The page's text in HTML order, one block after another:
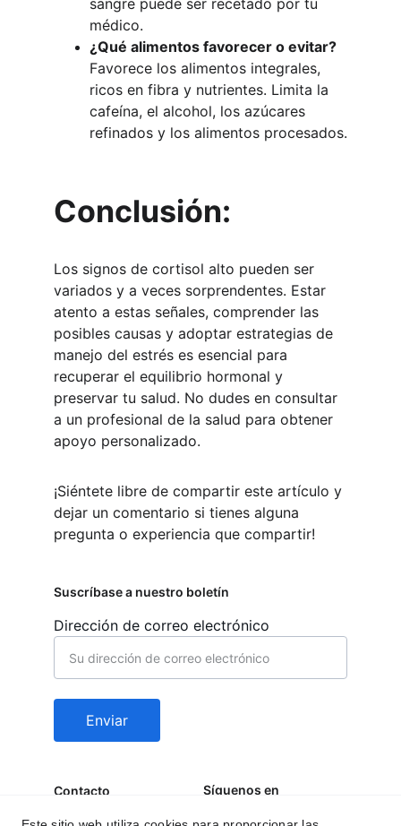
sangre puede ser recetado por tu
médico.
¿Qué alimentos favorecer o evitar?
Favorece los alimentos integrales,
ricos en fibra y nutrientes. Limita la
cafeína, el alcohol, los azúcares
refinados y los alimentos procesados.
Conclusión:
Los signos de cortisol alto pueden ser
variados y a veces sorprendentes. Estar
atento a estas señales, comprender las
posibles causas y adoptar estrategias de
manejo del estrés es esencial para
recuperar el equilibrio hormonal y
preservar tu salud. No dudes en consultar
a un profesional de la salud para obtener
apoyo personalizado.
¡Siéntete libre de compartir este artículo y
dejar un comentario si tienes alguna
pregunta o experiencia que compartir!
Contacto
Dirección de correo electrónico
Enviar
Síguenos en
Suscríbase a nuestro boletín